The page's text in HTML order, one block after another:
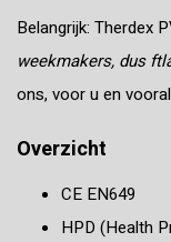
Belangrijk: Therdex
weekmakers, dus
ons, voor u en
Overzicht
CE EN649
HPD (Health